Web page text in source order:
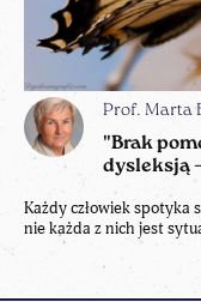
Prof. Marta
"Brak
dysleksją
Każdy człowiek spotyka
nie każda z nich jest